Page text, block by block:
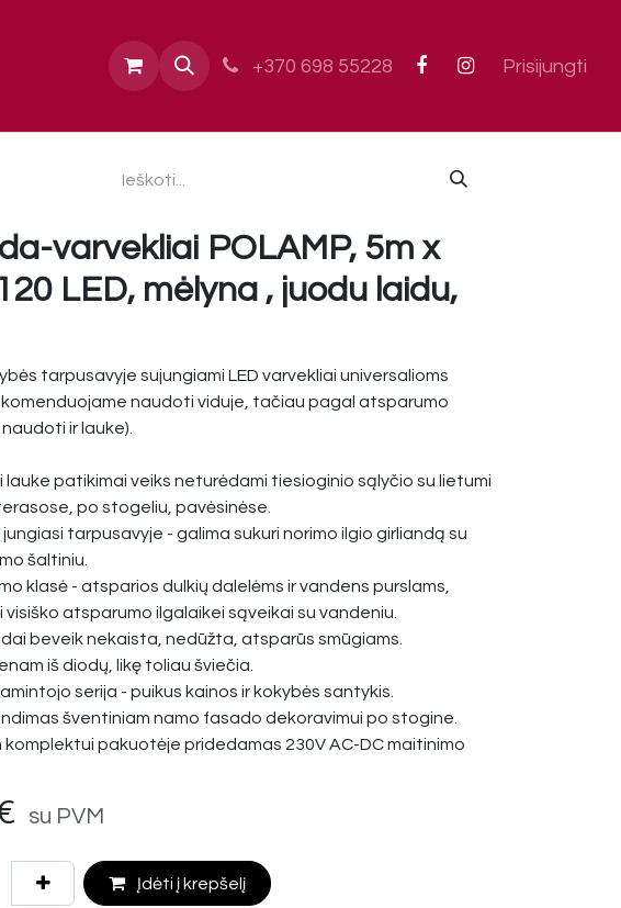
Kontaktai +370 698 55228 Prisijungti
varvekliai POLAMP, 5m x
LED, mėlyna , juodu laidu,
tarpusavyje sujungiami LED varvekliai universalioms
naudoti viduje, tačiau pagal atsparumo
ir lauke).
lauke patikimai veiks neturėdami tiesioginio sąlyčio su lietumi
po stogeliu, pavėsinėse.
tarpusavyje - galima sukuri norimo ilgio girliandą su
šaltiniu.
klasė - atsparios dulkių dalelėms ir vandens purslams,
atsparumo ilgalaikei sąveikai su vandeniu.
beveik nekaista, nedūžta, atsparūs smūgiams.
iš diodų, likę toliau šviečia.
serija - puikus kainos ir kokybės santykis.
šventiniam namo fasado dekoravimui po stogine.
komplektui pakuotėje pridedamas 230V AC-DC maitinimo
su PVM
Įdėti į krepšelį